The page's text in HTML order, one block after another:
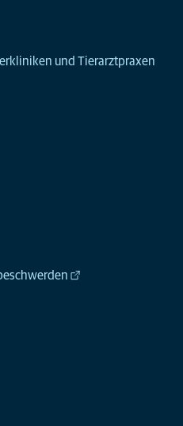
und Tierarztpraxen